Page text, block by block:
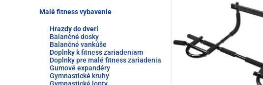
Malé fitness vybavenie
Hrazdy do dverí
Balančné dosky
Balančné vankúše
Doplnky k fitness zariadeniam
Doplnky pre malé fitness zariadenia
Gumové expandéry
Gymnastické kruhy